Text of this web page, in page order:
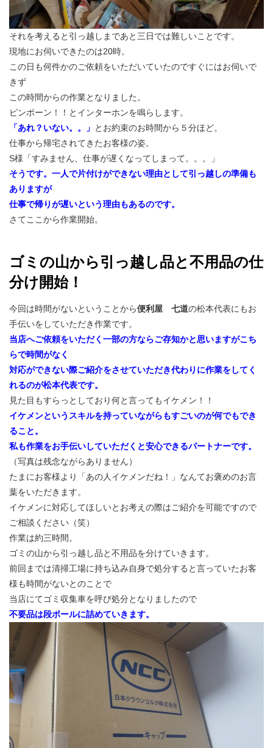
それを考えると引っ越しまであと三日では難しいことです。
現地にお伺いできたのは20時。
この日も何件かのご依頼をいただいていたのですぐにはお伺いで
きず
この時間からの作業となりました。
ピンポーン！！とインターホンを鳴らします。
「あれ？いない。。」 とお約束のお時間から５分ほど。
仕事から帰宅されてきたお客様の姿。
S様「すみません、仕事が遅くなってしまって。。。」
そうです。一人で片付けができない理由として引っ越しの準備も
ありますが
仕事で帰りが遅いという理由もあるのです。
さてここから作業開始。
ゴミの山から引っ越し品と不用品の仕
分け開始！
今回は時間がないということから便利屋 七道の松本代表にもお
手伝いをしていただき作業です。
当店へご依頼をいただく一部の方ならご存知かと思いますがこち
らで時間がなく
対応ができない際ご紹介をさせていただき代わりに作業をしてく
れるのが松本代表です。
見た目もすらっとしており何と言ってもイケメン！！
イケメンというスキルを持っていながらもすごいのが何でもでき
ること。
私も作業をお手伝いしていただくと安心できるパートナーです。
（写真は残念ながらありません）
たまにお客様より「あの人イケメンだね！」なんてお褒めのお言
葉をいただきます。
イケメンに対応してほしいとお考えの際はご紹介を可能ですので
ご相談ください（笑）
作業は約三時間。
ゴミの山から引っ越し品と不用品を分けていきます。
前回までは清掃工場に持ち込み自身で処分すると言っていたお客
様も時間がないとのことで
当店にてゴミ収集車を呼び処分となりましたので
不要品は段ボールに詰めていきます。